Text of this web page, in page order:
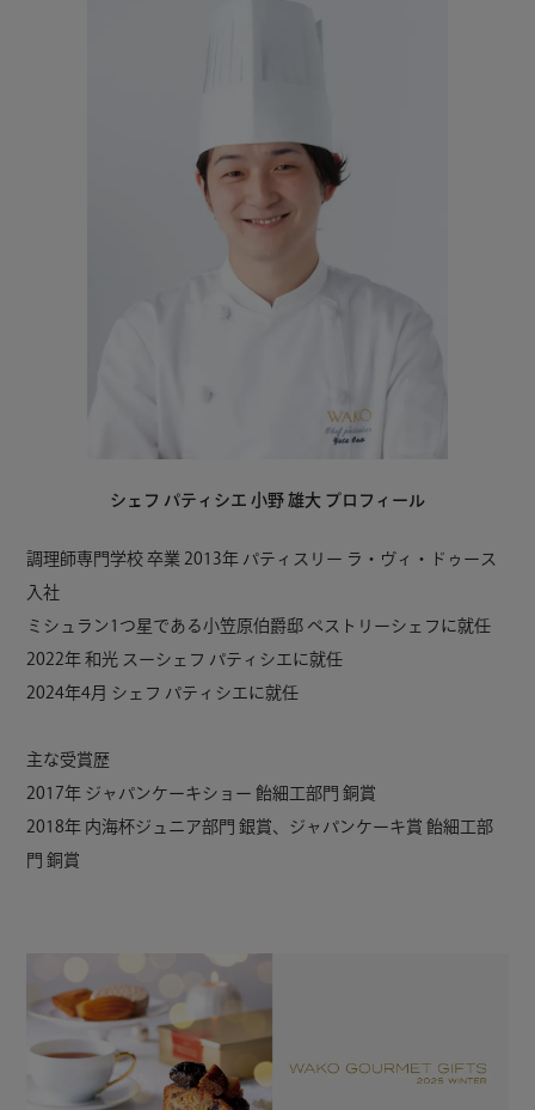
シェフ パティシエ 小野 雄大 プロフィール
調理師専門学校 卒業 2013年 パティスリー ラ・ヴィ・ドゥース
入社
ミシュラン1つ星である小笠原伯爵邸 ペストリーシェフに就任
2022年 和光 スーシェフ パティシエに就任
2024年4月 シェフ パティシエに就任
主な受賞歴
2017年 ジャパンケーキショー 飴細工部門 銅賞
2018年 内海杯ジュニア部門 銀賞、ジャパンケーキ賞 飴細工部
門 銅賞